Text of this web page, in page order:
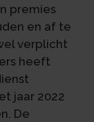
premies
en af te
verplicht
heeft
jaar 2022
De